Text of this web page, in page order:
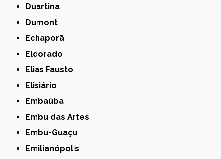
Duartina
Dumont
Echaporã
Eldorado
Elias Fausto
Elisiário
Embaúba
Embu das Artes
Embu-Guaçu
Emilianópolis